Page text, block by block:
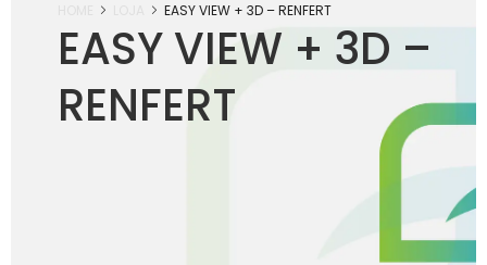
EASY VIEW + 3D –
RENFERT
EASY VIEW + 3D – RENFERT